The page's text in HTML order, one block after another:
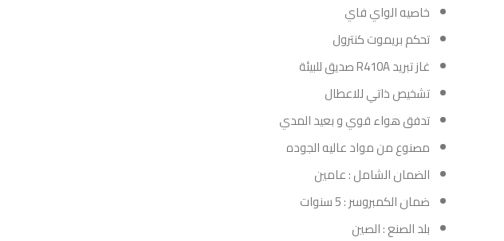
خاصيه الواي فاي
تحكم بريموت كنترول
غاز تبريد R410A صديق للبيئة
تشخيص ذاتي للاعطال
تدفق هواء قوي و بعيد المدي
مصنوع من مواد عاليه الجوده
الضمان الشامل : عامين
ضمان الكمبروسر : 5 سنوات
بلد الصنع : الصين